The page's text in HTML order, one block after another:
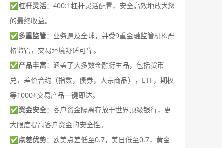
✅杠杆灵活：400:1杠杆灵活配置，安全高效地放大您
的最终收益。
✅多重监管：业务遍及全球，并受9重金融监管机构严
格监管，交易环境舒适可靠。
✅产品丰富：涵盖了大多数金融衍生品，包括货币
兑，差价合约（指数，债券，大宗商品），ETF，期权
等1000+交易产品一键即达。
✅资金安全：客户资金隔离存放于世界顶级银行，更
大限度提高客户资金的安全性。
✅点差优势：欧美点差低至0.7，美日低至0.7，黄金